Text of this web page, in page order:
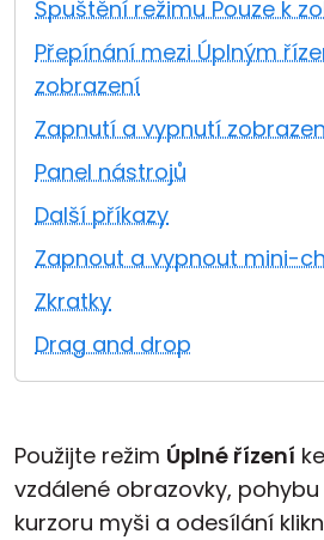
Spuštění režimu Pouze k
Přepínání mezi Úplným
zobrazení
Zapnutí a vypnutí
Panel nástrojů
Další příkazy
Zapnout a vypnout mini-
Zkratky
Drag and drop
Použijte režim Úplné řízení
vzdálené obrazovky,
kurzoru myši a odesílání
Cloud a on-premise